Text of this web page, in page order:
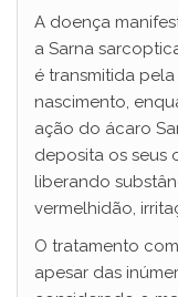
A doença
a Sarna
é transmitida
nascimento,
ação do ácaro
deposita os seus
liberando
vermelhidão,
O tratamento
apesar das